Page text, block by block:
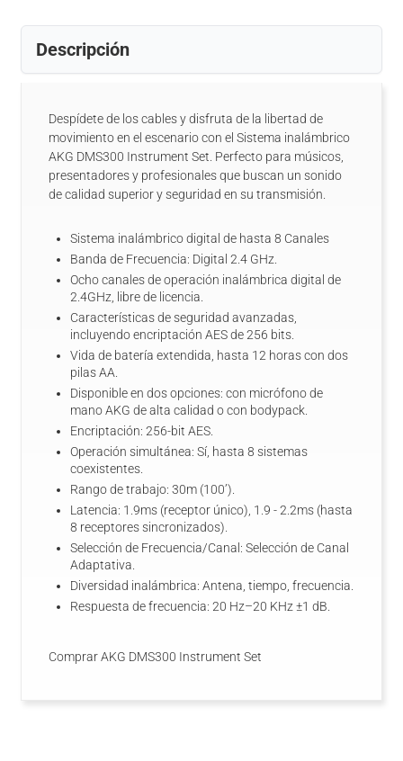
Descripción
Despídete de los cables y disfruta de la libertad de
movimiento en el escenario con el Sistema inalámbrico
AKG DMS300 Instrument Set. Perfecto para músicos,
presentadores y profesionales que buscan un sonido
de calidad superior y seguridad en su transmisión.
Sistema inalámbrico digital de hasta 8 Canales
Banda de Frecuencia: Digital 2.4 GHz.
Ocho canales de operación inalámbrica digital de
2.4GHz, libre de licencia.
Características de seguridad avanzadas,
incluyendo encriptación AES de 256 bits.
Vida de batería extendida, hasta 12 horas con dos
pilas AA.
Disponible en dos opciones: con micrófono de
mano AKG de alta calidad o con bodypack.
Encriptación: 256-bit AES.
Operación simultánea: Sí, hasta 8 sistemas
coexistentes.
Rango de trabajo: 30m (100’).
Latencia: 1.9ms (receptor único), 1.9 - 2.2ms (hasta
8 receptores sincronizados).
Selección de Frecuencia/Canal: Selección de Canal
Adaptativa.
Diversidad inalámbrica: Antena, tiempo, frecuencia.
Respuesta de frecuencia: 20 Hz–20 KHz ±1 dB.
Comprar AKG DMS300 Instrument Set